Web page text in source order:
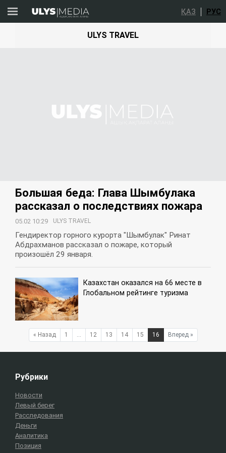
ҚАЗ РУС
ULYS TRAVEL
Большая беда: Глава Шымбулака
рассказал о последствиях пожара
05.02 10:29 ULYS TRAVEL
Гендиректор горного курорта "Шымбулак" Ринат
Абдрахманов рассказал о пожаре, который
произошёл 29 января.
Казахстан оказался на 66 месте в
Глобальном рейтинге туризма
« Назад 1 … 12 13 14 15 16 Вперед »
Рубрики
Новости
Левый берег
Расследования
Деньги
Аналитика
Позиция